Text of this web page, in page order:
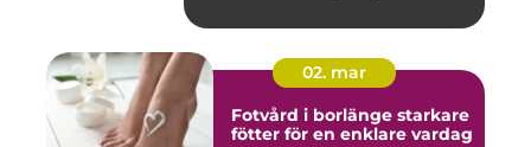
02. mar
Fotvård i borlänge starkare
fötter för en enklare vardag